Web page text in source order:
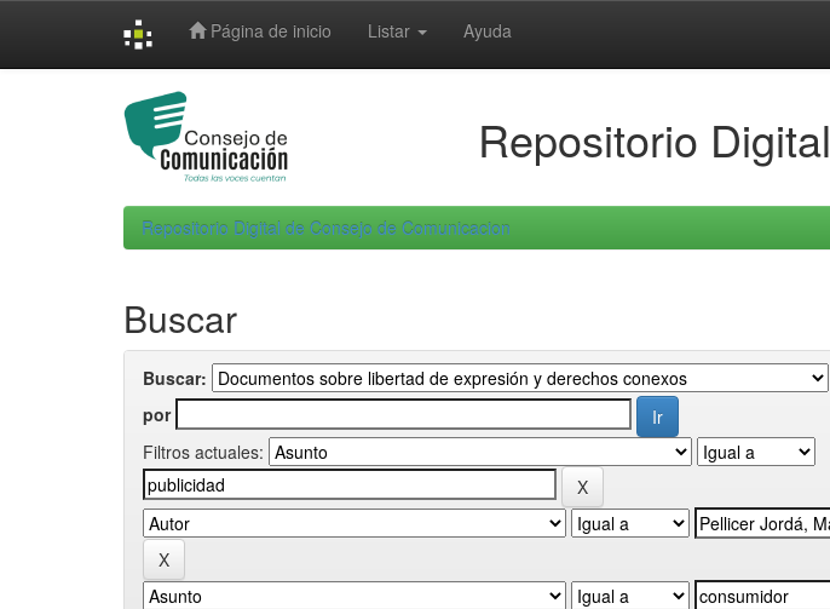
Página de inicio Listar Ayuda
Repositorio Digital
Repositorio Digital de Consejo de Comunicacion
Buscar
Buscar:
por
Filtros actuales: